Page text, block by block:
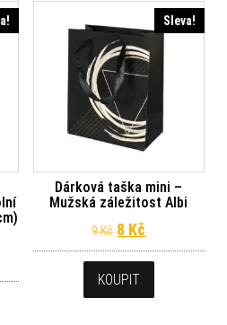
byla: 45 Kč.
cena je: 40 Kč.
Sleva!
Dárková taška mini –
Mužská záležitost Albi
9Kč Původní cena
8 Kč
KOUPIT